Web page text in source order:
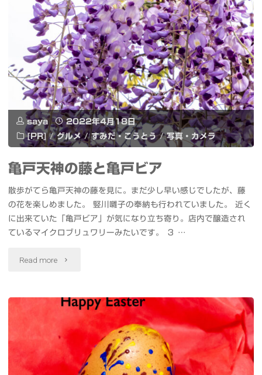
ル
ン
バ
モ
ニ
タ
ア
イ
ッ
フ
カ
イ
ツ
リ
ー
上
に
コ
ー
ク
saya
2022年4月18日
[PR] / グルメ / すみだ・こうとう / 写真・カメラ
亀戸天神の藤と亀戸ビア
散歩がてら亀戸天神の藤を見に。まだ少し早い感じでしたが、藤
の花を楽しめました。 竪川囃子の奉納も行われていました。 近く
に出来ていた「亀戸ビア」が気になり立ち寄り。店内で醸造され
ているマイクロブリュワリーみたいです。 ３ …
Read more "亀
天
神